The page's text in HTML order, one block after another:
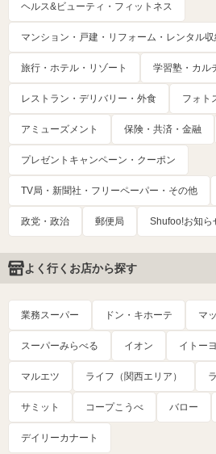
ヘルス&ビューティ・フィットネス
マンション・戸建・リフォーム・レンタル
旅行・ホテル・リゾート 学習塾・カル
レストラン・デリバリー・外食 フォト
アミューズメント 保険・共済・金融
プレゼントキャンペーン・クーポン
TV局・新聞社・フリーペーパー・その他
政党・政治 郵便局 Shufoo!お知ら
よく行くお店から探す
業務スーパー ドン・キホーテ マ
スーパーみらべる イオン イトー
マルエツ ライフ（関西エリア）
サミット コープこうべ バロー
デイリーカナート